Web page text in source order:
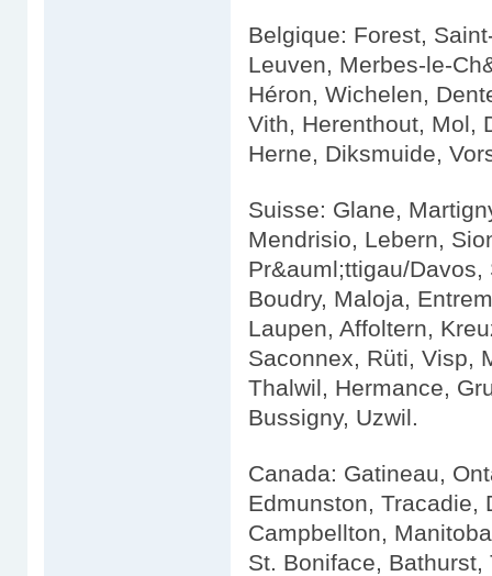
Belgique: Forest,
Leuven, Merbes-le-
Héron, Wichelen,
Vith, Herenthout, Mol,
Herne, Diksmuide,
Suisse: Glane,
Mendrisio, Lebern,
Pr&auml;ttigau/
Boudry, Maloja,
Laupen, Affoltern,
Saconnex, Rüti, Visp,
Thalwil, Hermance,
Bussigny, Uzwil.
Canada: Gatineau,
Edmunston, Tracadie,
Campbellton,
St. Boniface,